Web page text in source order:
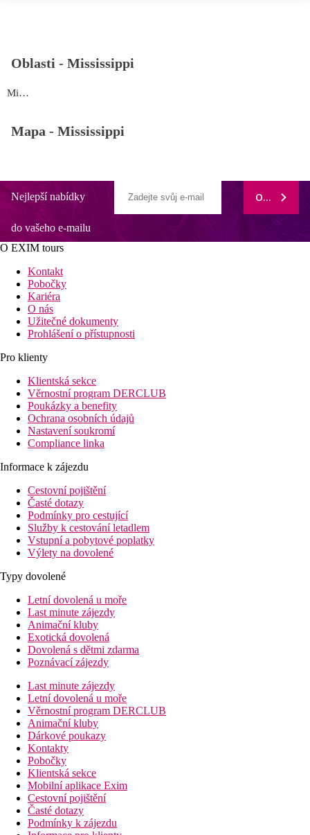
Oblasti - Mississippi
Mississippi
Mapa - Mississippi
Nejlepší nabídky
do vašeho e-mailu
ODEBÍRAT
O EXIM tours
Kontakt
Pobočky
Kariéra
O nás
Užitečné dokumenty
Prohlášení o přístupnosti
Pro klienty
Klientská sekce
Věrnostní program DERCLUB
Poukázky a benefity
Ochrana osobních údajů
Nastavení soukromí
Compliance linka
Informace k zájezdu
Cestovní pojištění
Časté dotazy
Podmínky pro cestující
Služby k cestování letadlem
Vstupní a pobytové poplatky
Výlety na dovolené
Typy dovolené
Letní dovolená u moře
Last minute zájezdy
Animační kluby
Exotická dovolená
Dovolená s dětmi zdarma
Poznávací zájezdy
Last minute zájezdy
Letní dovolená u moře
Věrnostní program DERCLUB
Animační kluby
Dárkové poukazy
Kontakty
Pobočky
Klientská sekce
Mobilní aplikace Exim
Cestovní pojištění
Časté dotazy
Podmínky k zájezdu